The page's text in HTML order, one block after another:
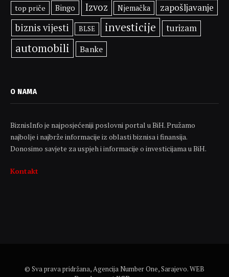
top priče Bingo Izvoz Njemačka zapošljavanje
biznis vijesti BLSE investicije turizam
automobili Banke
O NAMA
BiznisInfo je najposjećeniji poslovni portal u BiH. Pružamo
najbolje i najbrže informacije iz oblasti biznisa i finansija.
Donosimo savjete za uspjeh i informacije o investicijama u BiH.
Kontakt
© Sva prava pridržana, Agencija Number One, Sarajevo. WEB